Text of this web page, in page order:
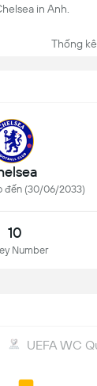
in Anh.
Thống kê
đến (30/06/2033)
10
Number
UEFA WC